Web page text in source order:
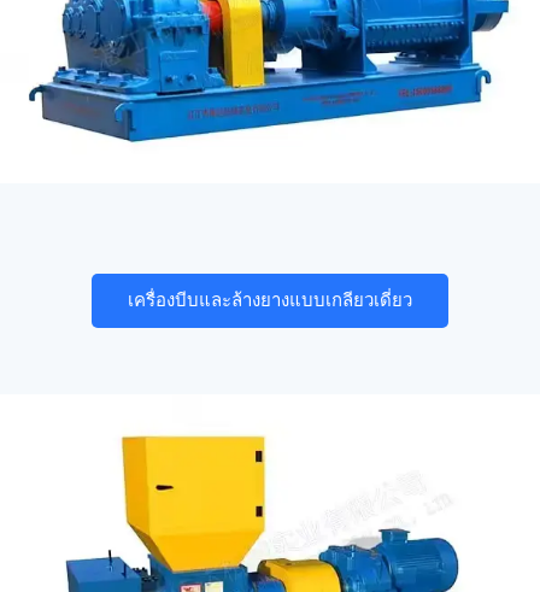
เครื่องบีบและล้างยางแบบเกลียวเดี่ยว